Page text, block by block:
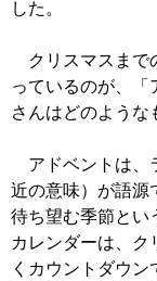
した。
クリスマスまで
っているのが、「
さんはどのような
アドベントは、
近の意味）が語源
待ち望む季節とい
カレンダーは、ク
くカウントダウ